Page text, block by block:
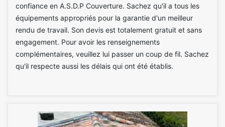
confiance en A.S.D.P Couverture. Sachez qu'il a tous les
équipements appropriés pour la garantie d'un meilleur
rendu de travail. Son devis est totalement gratuit et sans
engagement. Pour avoir les renseignements
complémentaires, veuillez lui passer un coup de fil. Sachez
qu'il respecte aussi les délais qui ont été établis.